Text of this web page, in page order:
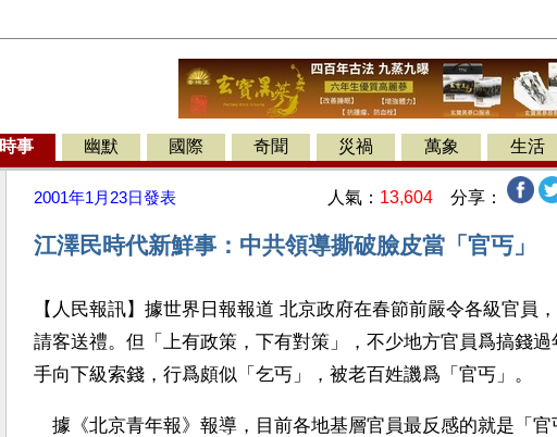
時事 幽默 國際 奇聞 災禍 萬象 生活
2001年1月23日發表 人氣： 13,604 分享：
江澤民時代新鮮事：中共領導撕破臉皮當「官丐」
【人民報訊】據世界日報報道 北京政府在春節前嚴令各級官員
請客送禮。但「上有政策，下有對策」，不少地方官員爲搞錢
手向下級索錢，行爲頗似「乞丐」，被老百姓譏爲「官丐」。
據《北京青年報》報導，目前各地基層官員最反感的就是「